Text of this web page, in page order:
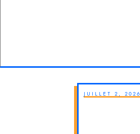
JUILLET 2, 2026